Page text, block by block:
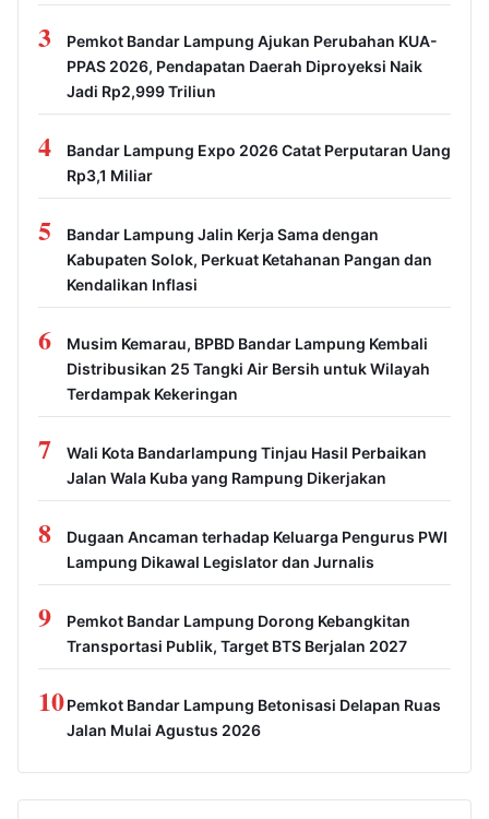
3
Pemkot Bandar Lampung Ajukan Perubahan KUA-
PPAS 2026, Pendapatan Daerah Diproyeksi Naik
Jadi Rp2,999 Triliun
4
Bandar Lampung Expo 2026 Catat Perputaran Uang
Rp3,1 Miliar
5
Bandar Lampung Jalin Kerja Sama dengan
Kabupaten Solok, Perkuat Ketahanan Pangan dan
Kendalikan Inflasi
6
Musim Kemarau, BPBD Bandar Lampung Kembali
Distribusikan 25 Tangki Air Bersih untuk Wilayah
Terdampak Kekeringan
7
Wali Kota Bandarlampung Tinjau Hasil Perbaikan
Jalan Wala Kuba yang Rampung Dikerjakan
8
Dugaan Ancaman terhadap Keluarga Pengurus PWI
Lampung Dikawal Legislator dan Jurnalis
9
Pemkot Bandar Lampung Dorong Kebangkitan
Transportasi Publik, Target BTS Berjalan 2027
10Pemkot Bandar Lampung Betonisasi Delapan Ruas
Jalan Mulai Agustus 2026